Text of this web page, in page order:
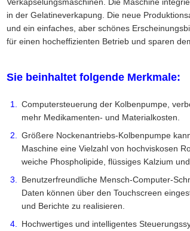
in der Gelatineverkapung. Die neue
und ein einfaches, aber schönes
für einen hocheffizienten Betrieb und sparen
Sie beinhaltet folgende Merkmale:
Computersteuerung der Kolbenpumpe,
mehr Medikamenten- und Materialkosten.
Größere Nockenantriebs-Kolbenpumpe
Maschine eine Vielzahl von hochviskosen
weiche Phospholipide, flüssiges Kalzium
Benutzerfreundliche Mensch-Computer-
Daten können über den Touchscreen
und Berichte zu realisieren.
Hochwertiges und intelligentes